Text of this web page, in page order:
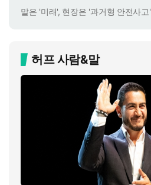
말은 '미래', 현장은 '과거형 안전사고'
허프 사람&말